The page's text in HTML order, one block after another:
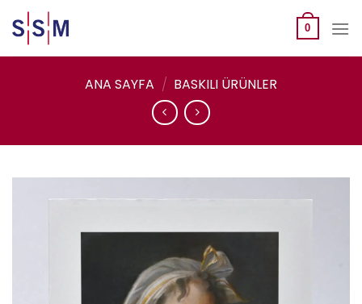
to
content
0
ANA SAYFA / BASKILI ÜRÜNLER